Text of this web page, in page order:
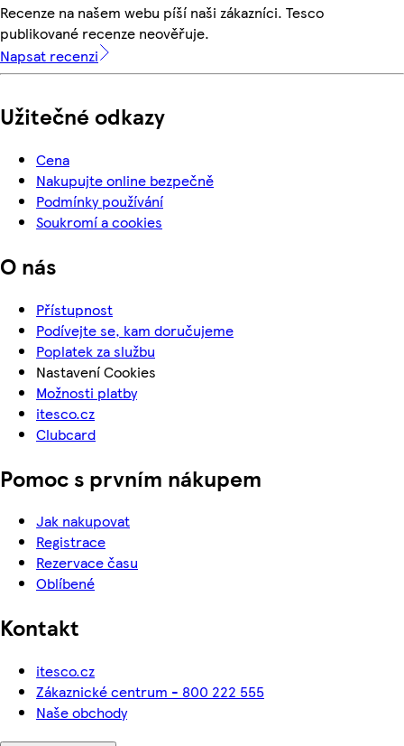
Recenze na našem webu píší naši zákazníci. Tesco
publikované recenze neověřuje.
Napsat recenzi
Užitečné odkazy
Cena
Nakupujte online bezpečně
Podmínky používání
Soukromí a cookies
O nás
Přístupnost
Podívejte se, kam doručujeme
Poplatek za službu
Nastavení Cookies
Možnosti platby
itesco.cz
Clubcard
Pomoc s prvním nákupem
Jak nakupovat
Registrace
Rezervace času
Oblíbené
Kontakt
itesco.cz
Zákaznické centrum - 800 222 555
Naše obchody